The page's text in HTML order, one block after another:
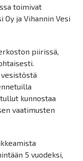
toimivat
ja Vihannin Vesi
piirissä,
kunnostaa
vaatimusten
5 vuodeksi,